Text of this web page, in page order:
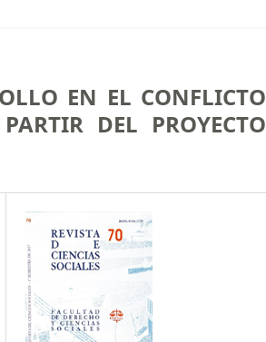
EN EL CONFLICTO
DEL PROYECTO